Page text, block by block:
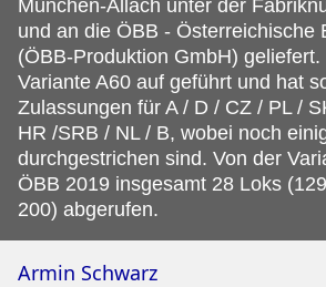
München-Allach unter der
und an die ÖBB - Österreichische
(ÖBB-Produktion GmbH)
Variante A60 auf geführt und hat
Zulassungen für A / D / CZ / PL /
HR /SRB / NL / B, wobei noch
durchgestrichen sind. Von der
ÖBB 2019 insgesamt 28 Loks
200) abgerufen.
Armin Schwarz